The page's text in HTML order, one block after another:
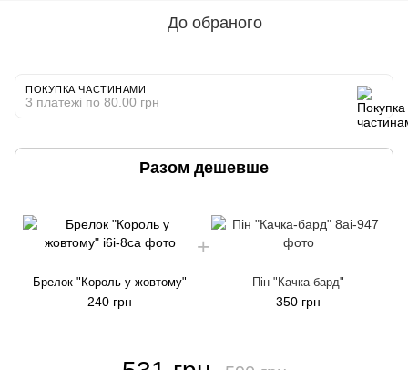
До обраного
ПОКУПКА ЧАСТИНАМИ
3 платежі по 80.00 грн
Разом дешевше
Брелок "Король у жовтому"
240 грн
Пін "Качка-бард"
350 грн